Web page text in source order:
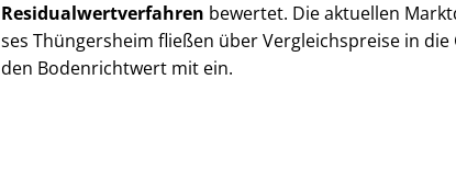
Re­si­du­al­wert­ver­fah­ren bewertet. Die aktuellen
ses Thüngersheim fließen über Ver­gleichs­prei­se in
den Bodenrichtwert mit ein.